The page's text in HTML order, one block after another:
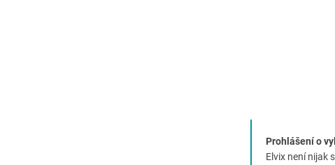
Prohlášení o
Elvix není nijak